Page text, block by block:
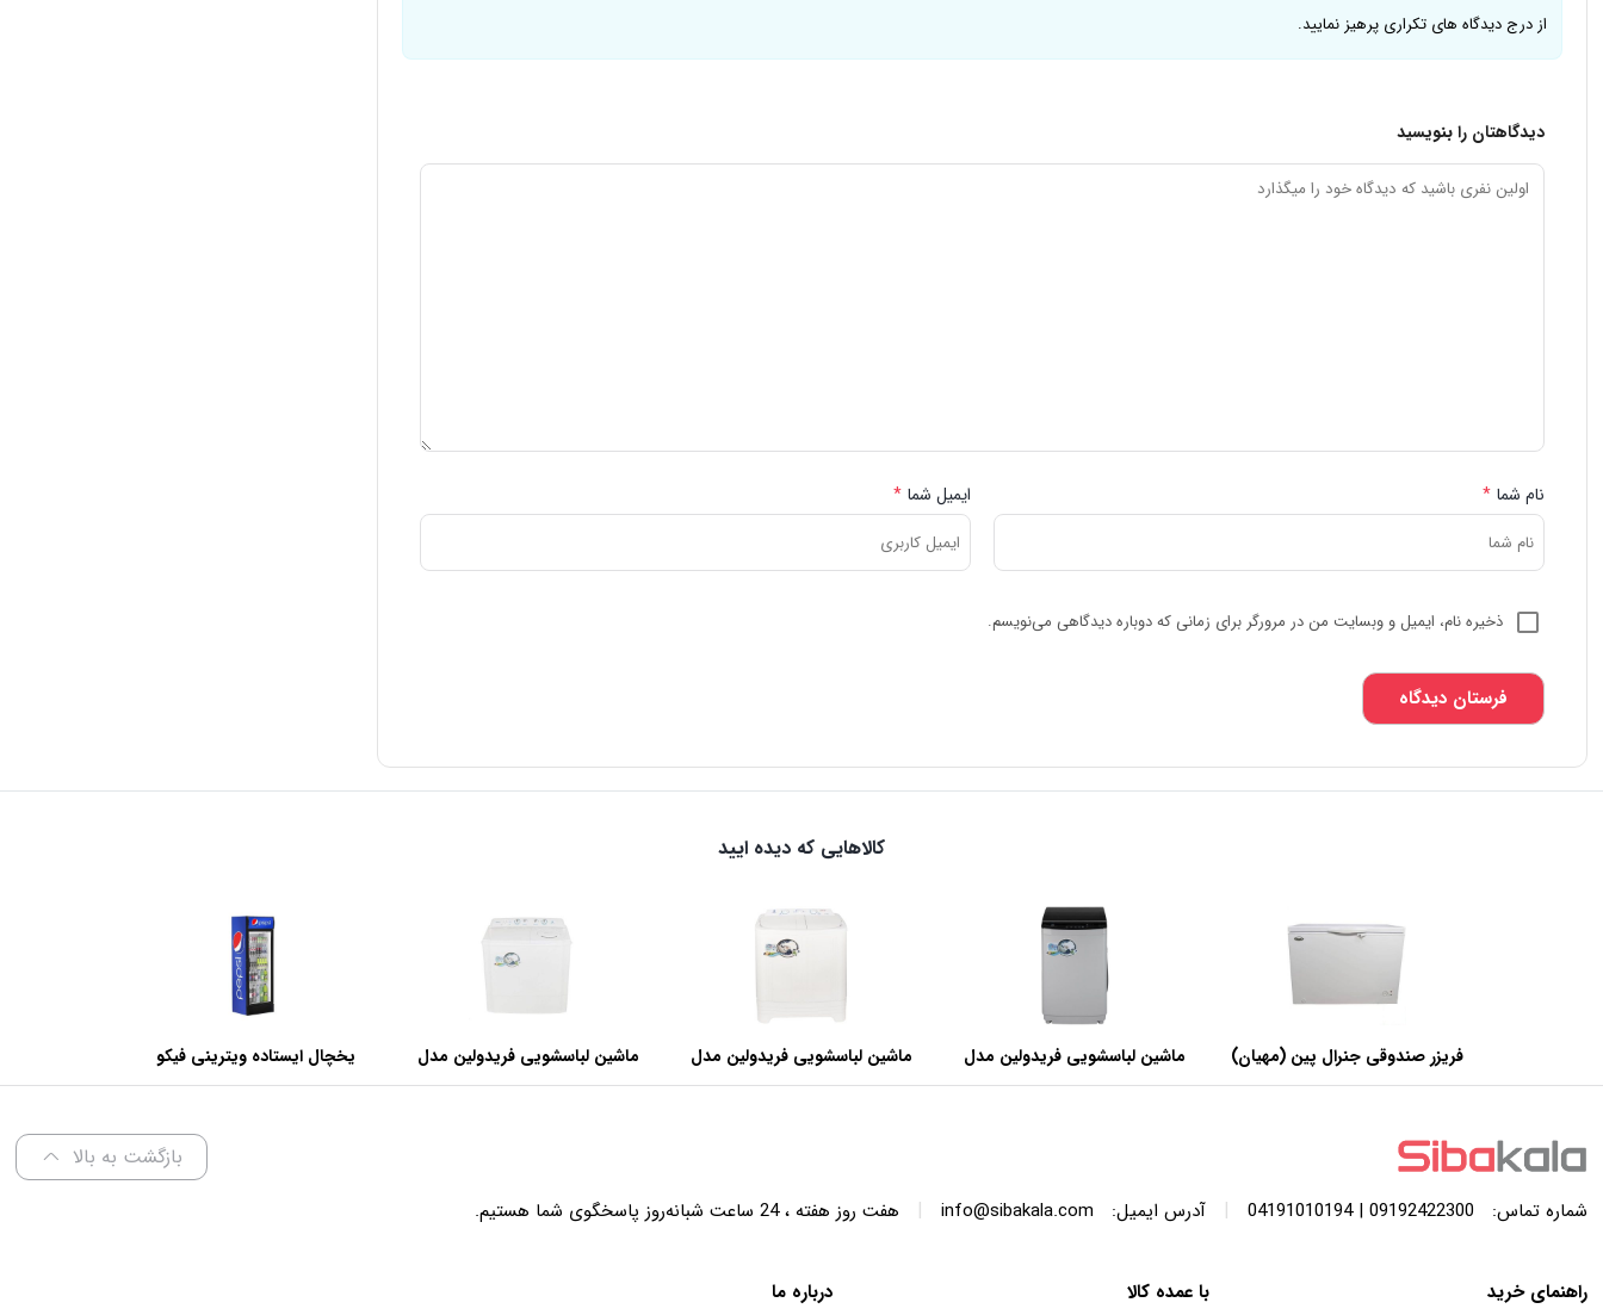
از درج دیدگاه های تکراری پرهیز نمایید.
دیدگاهتان را بنویسید
نام شما * ایمیل شما *
ذخیره نام، ایمیل و وبسایت من در مرورگر برای زمانی که دوباره دیدگاهی می‌نویسم.
کالاهایی که دیده ایید
فریزر صندوقی جنرال پین (مهیان)
با ظرفیت 440 لیتر
ماشین لباسشویی فریدولین مدل
SWF120A ظرفیت 12 کیلوگرم
ماشین لباسشویی فریدولین مدل
SWT68 ظرفیت 6.8 کیلوگرم
ماشین لباسشویی فریدولین مدل
SWT150 ظرفیت 15 کیلوگرم
یخچال ایستاده ویترینی فیکو
عرض 60 سانتی متر
بازگشت به بالا
شماره تماس: 09192422300 | 04191010194
| آدرس ایمیل: info@sibakala.com
| هفت روز هفته ، 24 ساعت شبانه‌روز پاسخگوی شما هستیم.
راهنمای خرید با عمده کالا درباره ما